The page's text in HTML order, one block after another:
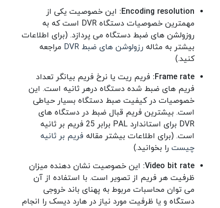
Encoding resolution: این خصوصیت یکی از
مهمترین خصوصیات دستگاه DVR است که به
روزولشن های ضبط دستگاه می پردازد. (برای اطلاعات
بیشتر به مثاله رزولوشن های ضبط DVR
مراجعه
کنید.)
Frame rate: فریم ریت یا نرخ فریم بیانگر تعداد
فریم های ضبط شده دستگاه درهر ثانیه است. این
خصوصیات در کیفیت صبط دستگاه بسیار حیاطی
است. بیشترین فریم قبال ضبط در دستگاه های
DVR برای استاندارد PAL برابر 25 فریم بر ثانیه
است. (برای اطلاعات بیشتر مقاله فریم بر ثانیه
چیست را بخوانید.)
Video bit rate: این خصوصیت نشان دهنده میزان
ظرفیت هر فریم از تصویر است. با استفاده از آن
می توان محاسبات مربوط به پهنای باند خروجی
دستگاه و یا ظرفیت مورد نیاز در هارد دیسک را انجام